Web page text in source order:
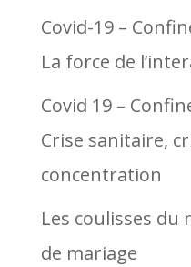
Covid-19 –
La force de
Covid 19 –
Crise sanitaire,
concentration
Les coulisses du
de mariage